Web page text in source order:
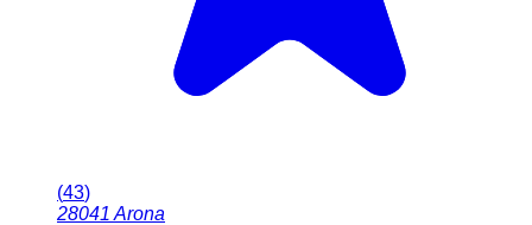
(43)
28041 Arona